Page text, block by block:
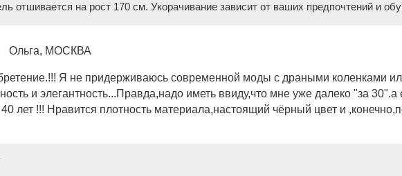
отшивается на рост 170 см. Укорачивание зависит от ваших предпочтений и
Ольга, МОСКВА
Я не придерживаюсь современной моды с драными коленками
и элегантность...Правда,надо иметь ввиду,что мне уже далеко "за 30".а
лет !!! Нравится плотность материала,настоящий чёрный цвет и